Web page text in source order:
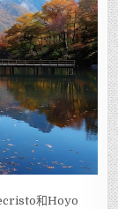
和Hoyo